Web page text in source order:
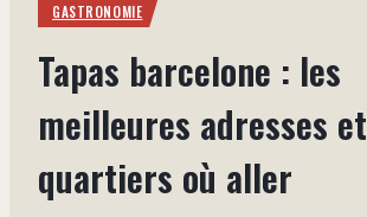
BRICOLAGE
DÉCO
IMMOBILIER
MAISON
GASTRONOMIE
Tapas barcelone : les
meilleures adresses et
quartiers où aller